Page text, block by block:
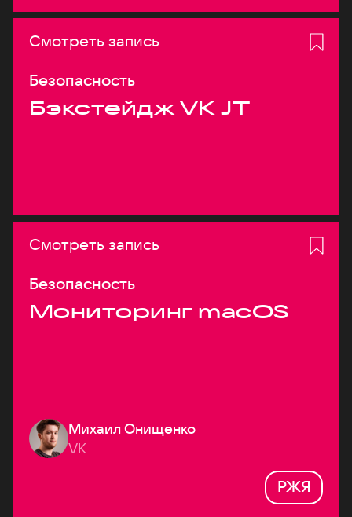
Смотреть запись
Безопасность
Бэкстейдж VK JT
Смотреть запись
Безопасность
Мониторинг macOS
Михаил Онищенко
VK
РЖЯ